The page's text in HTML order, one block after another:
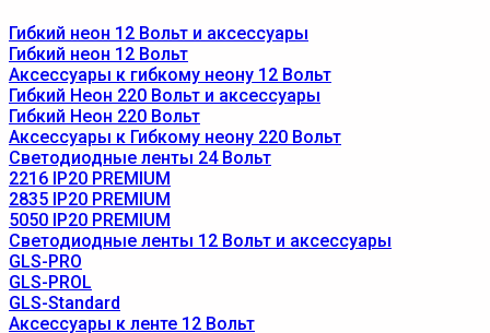
Гибкий неон 12 Вольт и аксессуары
Гибкий неон 12 Вольт
Аксессуары к гибкому неону 12 Вольт
Гибкий Неон 220 Вольт и аксессуары
Гибкий Неон 220 Вольт
Аксессуары к Гибкому неону 220 Вольт
Светодиодные ленты 24 Вольт
2216 IP20 PREMIUM
2835 IP20 PREMIUM
5050 IP20 PREMIUM
Светодиодные ленты 12 Вольт и аксессуары
GLS-PRO
GLS-PROL
GLS-Standard
Аксессуары к ленте 12 Вольт